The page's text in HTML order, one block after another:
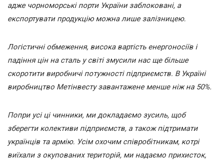
адже чорноморські порти України заблоковані, а
експортувати продукцію можна лише залізницею.
Логістичні обмеження, висока вартість енергоносіїв і
падіння цін на сталь у світі змусили нас ще більше
скоротити виробничі потужності підприємств. В Україні
виробництво Метінвесту завантажене менше ніж на 50%.
Попри усі ці чинники, ми докладаємо зусиль, щоб
зберегти колективи підприємств, а також підтримати
українців та армію. Усім охочим співробітникам, котрі
виїхали з окупованих територій, ми надаємо прихисток,